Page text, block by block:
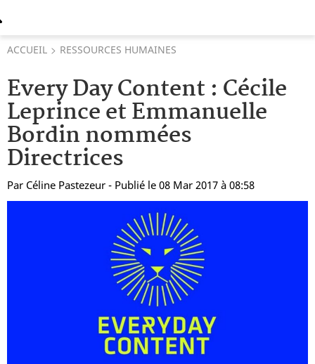
ACCUEIL RESSOURCES HUMAINES
Every Day Content : Cécile
Leprince et Emmanuelle
Bordin nommées
Directrices
Par Céline Pastezeur - Publié le 08 Mar 2017 à 08:58